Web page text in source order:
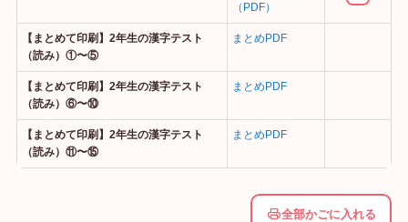
（PDF）
【まとめて印刷】2年生の漢字テスト
（読み）①〜⑤
まとめPDF
【まとめて印刷】2年生の漢字テスト
（読み）⑥〜⑩
まとめPDF
【まとめて印刷】2年生の漢字テスト
（読み）⑪〜⑮
まとめPDF
全部かごに入れる